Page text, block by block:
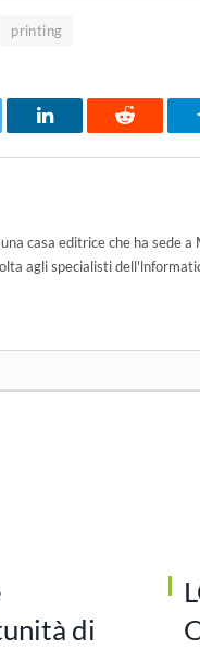
printing
LinkedIn Reddit
casa editrice che ha sede
agli specialisti
di